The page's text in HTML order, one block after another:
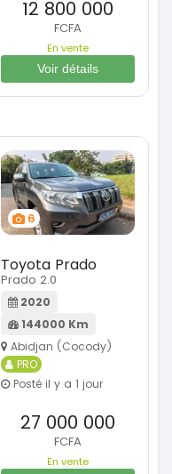
12 800 000
FCFA
En vente
Voir détails
6
Toyota Prado
Prado 2.0
2020
144000 Km
Abidjan (Cocody)
PRO
Posté il y a 1 jour
27 000 000
FCFA
En vente